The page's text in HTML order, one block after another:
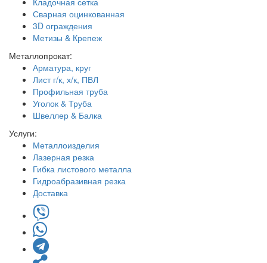
Сварная оцинкованная
3D ограждения
Метизы & Крепеж
Металлопрокат:
Арматура, круг
Лист г/к, х/к, ПВЛ
Профильная труба
Уголок & Труба
Швеллер & Балка
Услуги:
Металлоизделия
Лазерная резка
Гибка листового металла
Гидроабразивная резка
Доставка